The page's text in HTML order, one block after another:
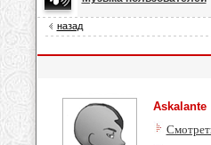
назад
Askalante